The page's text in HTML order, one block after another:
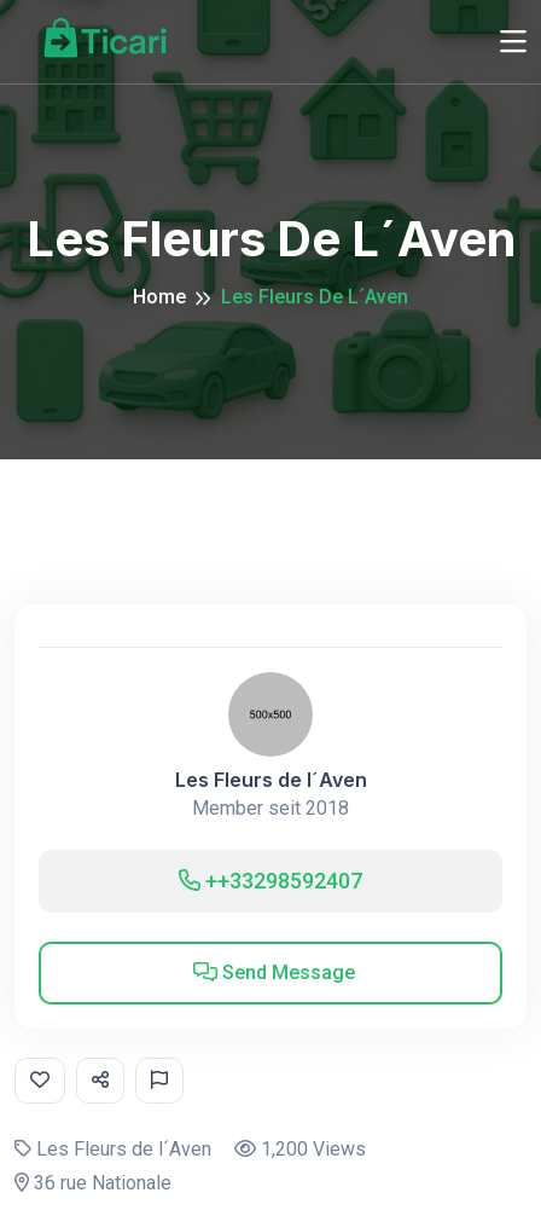
Les Fleurs De L´Aven
Home Les Fleurs De L´Aven
Les Fleurs de l´Aven
Member seit 2018
++33298592407
Send Message
Les Fleurs de l´Aven
1,200 Views
36 rue Nationale